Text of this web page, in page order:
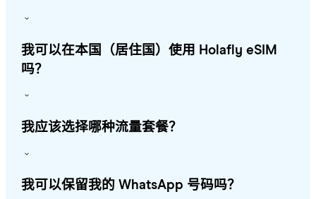
我可以在本国（居住国）使用 Holafly eSIM
吗？
我应该选择哪种流量套餐？
我可以保留我的 WhatsApp 号码吗？